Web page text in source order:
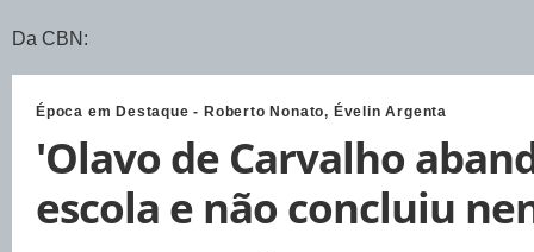
Da CBN:
Época em Destaque - Roberto Nonato, Évelin Argenta
'Olavo de Carvalho
escola e não concluiu